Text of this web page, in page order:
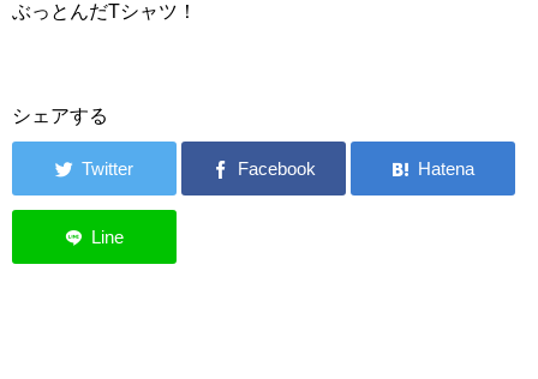
ぶっとんだTシャツ！
シェアする